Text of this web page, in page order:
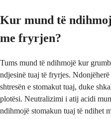
Kur mund të
me fryrjen?
Tums mund të ndihmojë kur
ndjesinë tuaj të fryrjes.
shtresën e stomakut tuaj, duke
plotësi. Neutralizimi i atij acidi
ndihmojë stomakun tuaj të ndihet